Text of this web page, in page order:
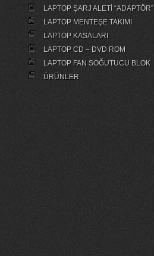
LAPTOP ŞARJ ALETİ “ADAPTÖR”
LAPTOP MENTEŞE TAKIMI
LAPTOP KASALARI
LAPTOP CD – DVD ROM
LAPTOP FAN SOĞUTUCU BLOK
ÜRÜNLER